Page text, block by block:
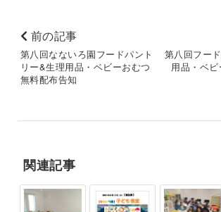
前の記事
第八回なないろ園フードパント
リー&生理用品・ベビーおむつ
無料配布告知
第八回フー
用品・ベ
関連記事